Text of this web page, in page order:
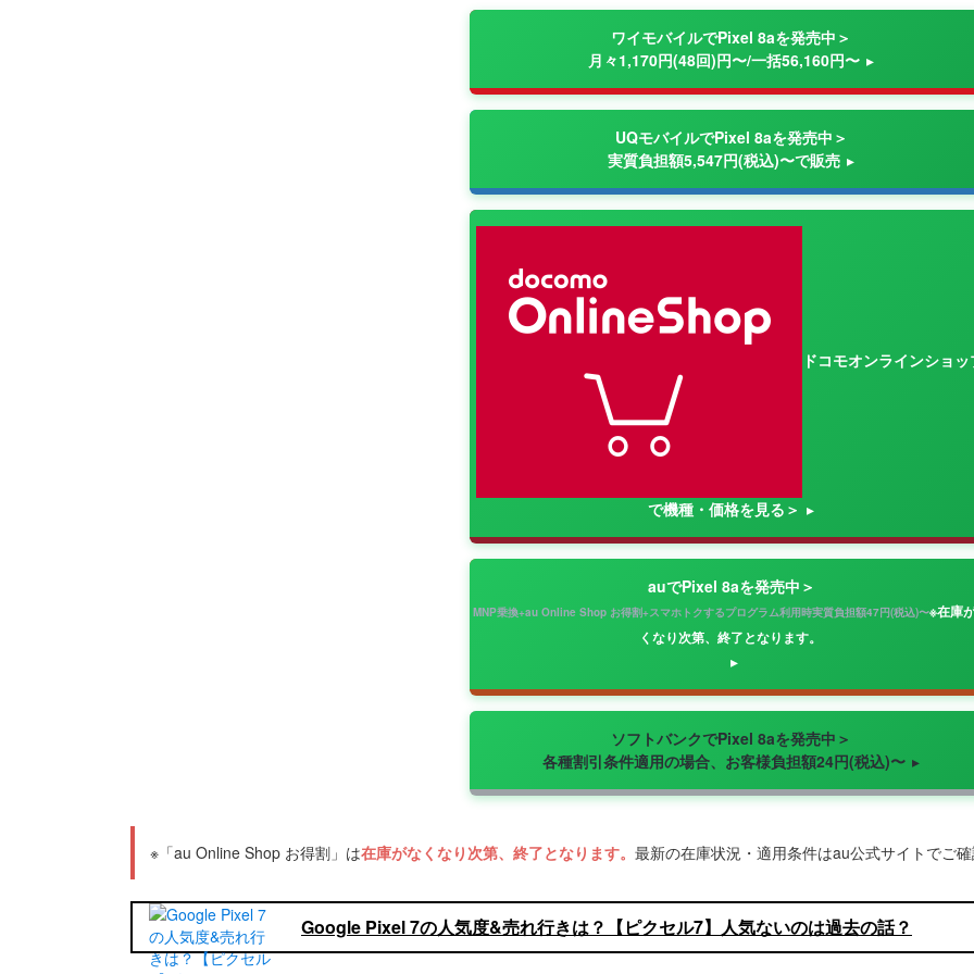
ワイモバイルでPixel 8aを発売中＞
月々1,170円(48回)円〜/一括56,160円〜
UQモバイルでPixel 8aを発売中＞
実質負担額5,547円(税込)〜で販売
ドコモオンラインショッ
で機種・価格を見る＞
auでPixel 8aを発売中＞
MNP乗換+au Online Shop お得割+スマホトクするプログラム利用時実質負担額47円(税込)〜※在庫
くなり次第、終了となります。
ソフトバンクでPixel 8aを発売中＞
各種割引条件適用の場合、お客様負担額24円(税込)〜
※「au Online Shop お得割」は在庫がなくなり次第、終了となります。 最新の在庫状況・適用条件はau公式サイトでご
Google Pixel 7の人気度&売れ行きは？【ピクセル7】人気ないのは過去の話？